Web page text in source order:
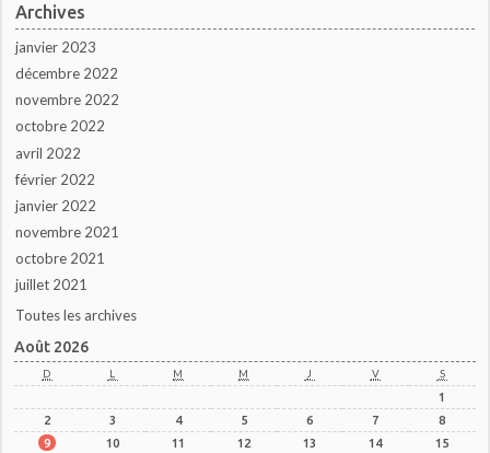
Archives
janvier 2023
décembre 2022
novembre 2022
octobre 2022
avril 2022
février 2022
janvier 2022
novembre 2021
octobre 2021
juillet 2021
Toutes les archives
Août 2026
D L M M J V S
1
2
3 4 5 6 7
8
9
10 11 12 13 14
15